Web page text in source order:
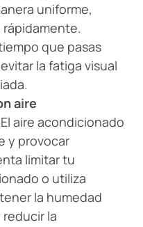
uniforme,
que pasas
la fatiga visual
aire
El aire acondicionado
y provocar
limitar tu
o utiliza
la humedad
la